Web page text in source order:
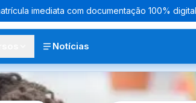
imediata com documentação 100%
Notícias